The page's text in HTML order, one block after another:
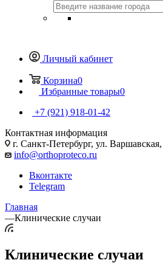
Личный кабинет
Корзина0
Избранные товары0
+7 (921) 918-01-42
Контактная информация
г. Санкт-Петербург, ул.
info@orthoproteco.ru
Вконтакте
Telegram
Главная
—Клинические случаи
Клинические случаи